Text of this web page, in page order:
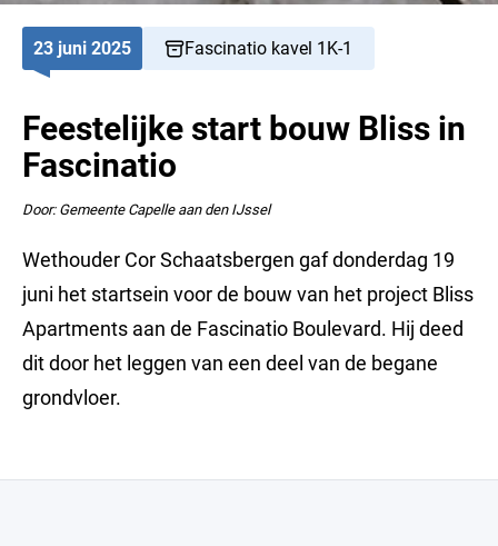
23 juni 2025 Fascinatio kavel 1K-1
Feestelijke start bouw Bliss in
Fascinatio
Door: Gemeente Capelle aan den IJssel
Wethouder Cor Schaatsbergen gaf donderdag 19
juni het startsein voor de bouw van het project Bliss
Apartments aan de Fascinatio Boulevard. Hij deed
dit door het leggen van een deel van de begane
grondvloer.